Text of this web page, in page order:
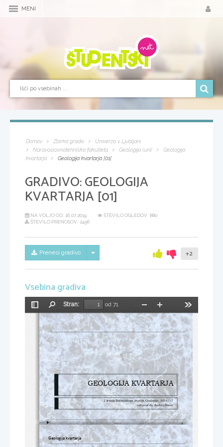
MENI
Domov Zbirka gradiv
Univerza v Ljubljani
Naravoslovnotehniška fakulteta
Geologija (uni)
Geologija
kvartarja
Geologija kvartarja [01]
GRADIVO:GEOLOGIJA
KVARTARJA [01]
NA VOLJO OD: 16.07.2019
ŠTEVILO OGLEDOV: 880
ŠTEVILO PRENOSOV: 2456
Prenesi gradivo Skrij/prikaži meni +2
Vsebina gradiva
Preklopi
stransko
vrstico
Stran:
od 71
Pomanjšaj
1
GEOLOGIJA KVARTARJA
2 letnik Bolonjskega študija Geologije, 2016/17
red.prof.dr. Andrej Šmuc
Geologija kvartarja